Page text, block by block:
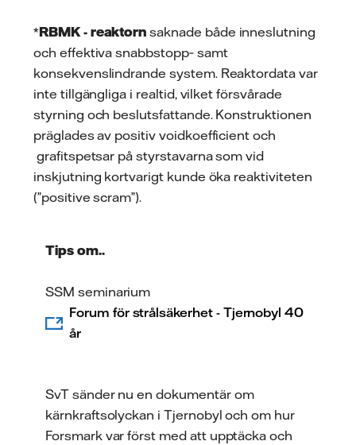
*RBMK - reaktorn saknade både inneslutning
och effektiva snabbstopp‑ samt
konsekvenslindrande system. Reaktordata var
inte tillgängliga i realtid, vilket försvårade
styrning och beslutsfattande. Konstruktionen
präglades av positiv voidkoefficient och
grafitspetsar på styrstavarna som vid
inskjutning kortvarigt kunde öka reaktiviteten
(”positive scram”).
Tips om..
SSM seminarium
Forum för strålsäkerhet - Tjernobyl 40
år
SvT sänder nu en dokumentär om
kärnkraftsolyckan i Tjernobyl och om hur
Forsmark var först med att upptäcka och